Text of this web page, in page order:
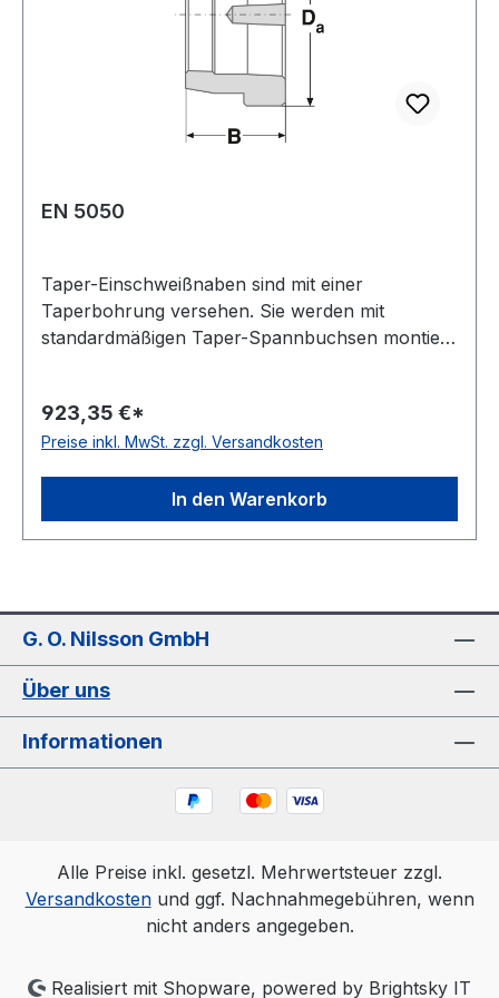
EN 5050
Taper-Einschweißnaben sind mit einer
Taperbohrung versehen. Sie werden mit
standardmäßigen Taper-Spannbuchsen montiert.
Welle montiert werden müssen.
Einschweißnaben lassen sich einfach montieren,
Einsatzbedingungen trifft. Mit dem Anziehen der
Schrauben wird die Bohrung
00 Aussendurchmesser: 276 mmmm Breite: 127
923,35 €*
Preise inkl. MwSt. zzgl. Versandkosten
In den Warenkorb
G. O. Nilsson GmbH
Über uns
Informationen
Alle Preise inkl. gesetzl. Mehrwertsteuer zzgl.
Versandkostenund ggf. Nachnahmegebühren, wenn
nicht anders angegeben.
Realisiert mit Shopware, powered by Brightsky IT